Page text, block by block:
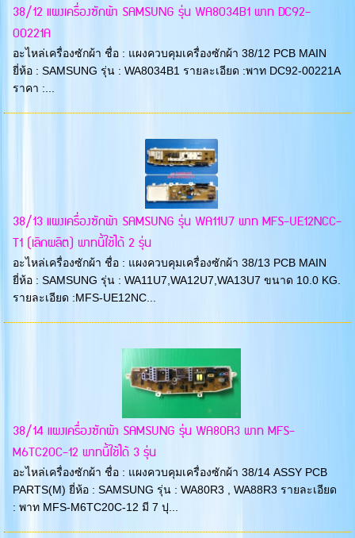
38/12 แผงเครื่องซักผ้า SAMSUNG รุ่น WA8034B1 พาท DC92-
00221A
อะไหล่เครื่องซักผ้า ชื่อ : แผงควบคุมเครื่องซักผ้า 38/12 PCB MAIN
ยี่ห้อ : SAMSUNG รุ่น : WA8034B1 รายละเอียด :พาท DC92-00221A
ราคา :...
38/13 แผงเครื่องซักผ้า SAMSUNG รุ่น WA11U7 พาท MFS-UE12NCC-
T1 (เลิกผลิต) พาทนี้ใช้ได้ 2 รุ่น
อะไหล่เครื่องซักผ้า ชื่อ : แผงควบคุมเครื่องซักผ้า 38/13 PCB MAIN
ยี่ห้อ : SAMSUNG รุ่น : WA11U7,WA12U7,WA13U7 ขนาด 10.0 KG.
รายละเอียด :MFS-UE12NC...
38/14 แผงเครื่องซักผ้า SAMSUNG รุ่น WA80R3 พาท MFS-
M6TC20C-12 พาทนี้ใช้ได้ 3 รุ่น
อะไหล่เครื่องซักผ้า ชื่อ : แผงควบคุมเครื่องซักผ้า 38/14 ASSY PCB
PARTS(M) ยี่ห้อ : SAMSUNG รุ่น : WA80R3 , WA88R3 รายละเอียด
: พาท MFS-M6TC20C-12 มี 7 ปุ...